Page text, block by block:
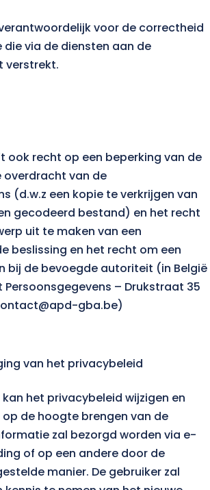
voor de correctheid
via de diensten aan de
verstrekt.
ook recht op een beperking van de
overdracht van de
(d.w.z een kopie te verkrijgen van
gecodeerd bestand) en het recht
uit te maken van een
beslissing en het recht om een
bij de bevoegde autoriteit (in België
– Drukstraat 35
gba.be)
van het privacybeleid
het privacybeleid wijzigen en
de hoogte brengen van de
zal bezorgd worden via e-
of op een andere door de
manier. De gebruiker zal